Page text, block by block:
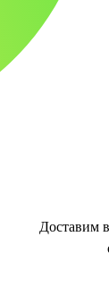
Доставим